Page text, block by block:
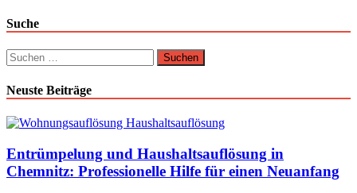
Suche
Suchen
nach:
Neuste Beiträge
Entrümpelung und Haushaltsauflösung in
Chemnitz: Professionelle Hilfe für einen Neuanfang